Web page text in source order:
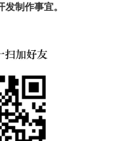
制作事宜。